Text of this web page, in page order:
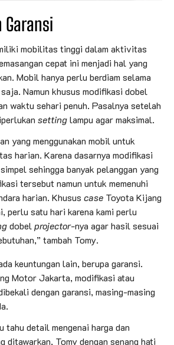
Garansi
mobilitas tinggi dalam aktivitas
cepat ini menjadi hal yang
Mobil hanya perlu berdiam selama
Namun khusus modifikasi dobel
waktu sehari penuh. Pasalnya setelah
settinglampu agar maksimal.
yang menggunakan mobil untuk
harian. Karena dasarnya modifikasi
sehingga banyak pelanggan yang
tersebut namun untuk memenuhi
harian. Khusus case Toyota Kijang
perlu satu hari karena kami perlu
dobelprojector-nya agar hasil sesuai
tambah Tomy.
keuntungan lain, berupa garansi.
Motor Jakarta, modifikasi atau
dengan garansi, masing-masing
tahu detail mengenai harga dan
ditawarkan, Tomy dengan senang hati